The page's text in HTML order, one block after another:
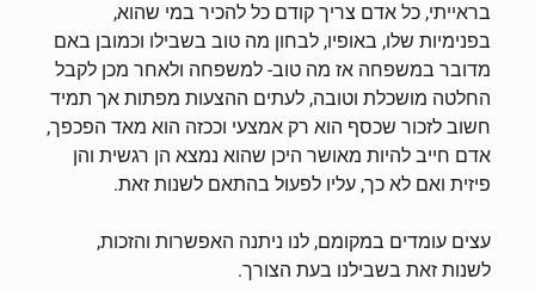
בראייתי, כל אדם צריך קודם כל להכיר במי שהוא,
בפנימיות שלו, באופיו, לבחון מה טוב בשבילו וכמובן באם
מדובר במשפחה אז מה טוב- למשפחה ולאחר מכן לקבל
החלטה מושכלת וטובה, לעתים ההצעות מפתות אך תמיד
חשוב לזכור שכסף הוא רק אמצעי וככזה הוא מאד הפכפך,
אדם חייב להיות מאושר היכן שהוא נמצא הן רגשית והן
פיזית ואם לא כך, עליו לפעול בהתאם לשנות זאת.
עצים עומדים במקומם, לנו ניתנה האפשרות והזכות,
לשנות זאת בשבילנו בעת הצורך.